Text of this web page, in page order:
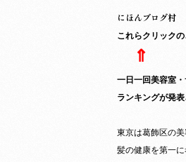
にほんブログ村
これらクリックの
⇑
一日一回美容室
ランキングが発表
東京は葛飾区の美
髪の健康を第一